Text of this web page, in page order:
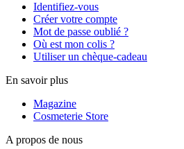
Identifiez-vous
Créer votre compte
Mot de passe oublié ?
Où est mon colis ?
Utiliser un chèque-cadeau
En savoir plus
Magazine
Cosmeterie Store
A propos de nous